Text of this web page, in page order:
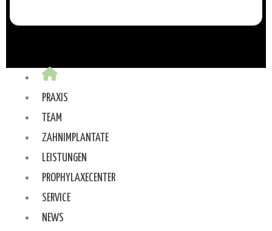
PRAXIS
TEAM
ZAHNIMPLANTATE
LEISTUNGEN
PROPHYLAXECENTER
SERVICE
NEWS